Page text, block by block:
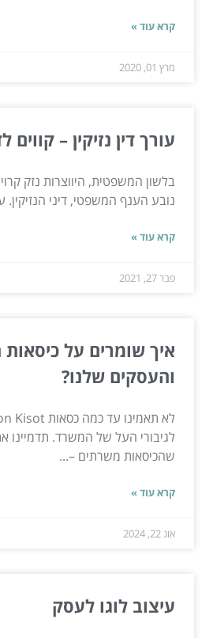
קרא עוד »
מרץ 01, 2020
עורך דין נזיקין – קווים
בלשון המשפטית, היווצרות נזק
נובע הענף המשפטי, דיני הנזיקין.
קרא עוד »
פבר 27, 2021
איך שומרים על
והעסקים שלנו?
לגיבורי העל של המשרד. תדמיינו
שהכיסאות משרתים –...
קרא עוד »
אוג 22, 2024
עיצוב לוגו לעסק